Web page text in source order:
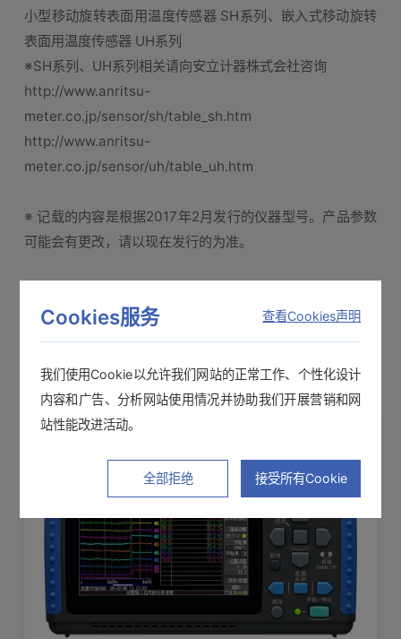
小型移动旋转表面用温度传感器 SH系列、嵌入式移动旋转
表面用温度传感器 UH系列
※SH系列、UH系列相关请向安立计器株式会社咨询
http://www.anritsu-
meter.co.jp/sensor/sh/table_sh.htm
http://www.anritsu-
meter.co.jp/sensor/uh/table_uh.htm
※ 记载的内容是根据2017年2月发行的仪器型号。产品参数
可能会有更改，请以现在发行的为准。
Cookies服务 查看Cookies声明
我们使用Cookie以允许我们网站的正常工作、个性化设计
内容和广告、分析网站使用情况并协助我们开展营销和网
站性能改进活动。
全部拒绝 接受所有Cookie